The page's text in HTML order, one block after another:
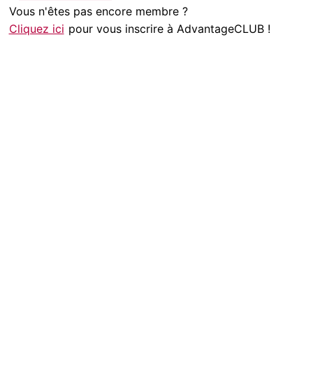
Vous n'êtes pas encore membre ?
Cliquez ici pour vous inscrire à AdvantageCLUB !